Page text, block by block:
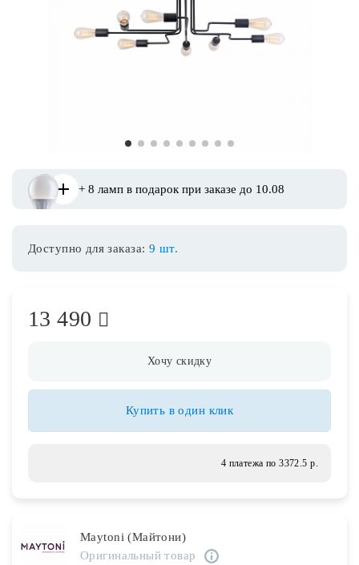
Трековые системы
Предметы интерьера
Акции
1 2 3 4 5 6 7 8
+ 8 ламп в подарок при заказе до 10.08
Доступно для заказа: 9 шт.
13 490
Хочу скидку
Купить в один клик
4 платежа по 3372.5 р.
Maytoni (Майтони)
Оригинальный товар